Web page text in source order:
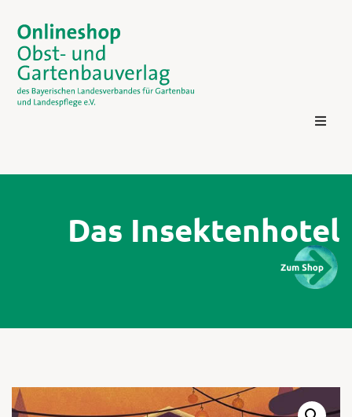
Kontakt
Das Insektenhotel